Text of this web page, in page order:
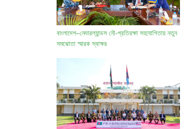
বাংলাদেশ–নেদারল্যান্ডস নৌ-প্রতিরক্ষা সহযোগিতায় নতুন
সমঝোতা স্মারক স্বাক্ষর